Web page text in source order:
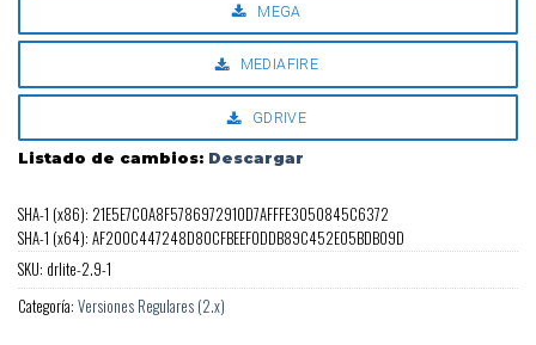
de 5
MEGA
MEDIAFIRE
GDRIVE
Listado de cambios: Descargar
SHA-1 (x86): 21E5E7C0A8F5786972910D7AFFFE3050845C6372
SHA-1 (x64): AF200C447248D80CFBEEF0DDB89C452E05BDB09D
SKU: drlite-2.9-1
Categoría: Versiones Regulares (2.x)